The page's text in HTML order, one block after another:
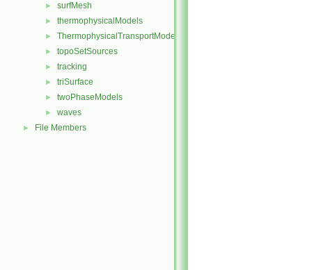
► surfMesh
► thermophysicalModels
► ThermophysicalTransportModels
► topoSetSources
► tracking
► triSurface
► twoPhaseModels
► waves
► File Members